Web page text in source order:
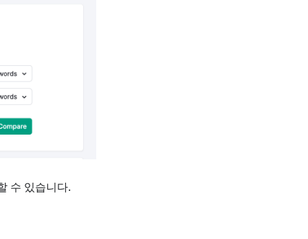
수 있습니다.